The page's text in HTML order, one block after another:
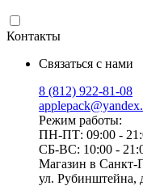
Контакты
Связаться с нами
8 (812) 922-81-08
Режим работы:
ПН-ПТ: 09:00 -
СБ-ВС: 10:00 -
Магазин в Санкт-
ул. Рубинштейна,